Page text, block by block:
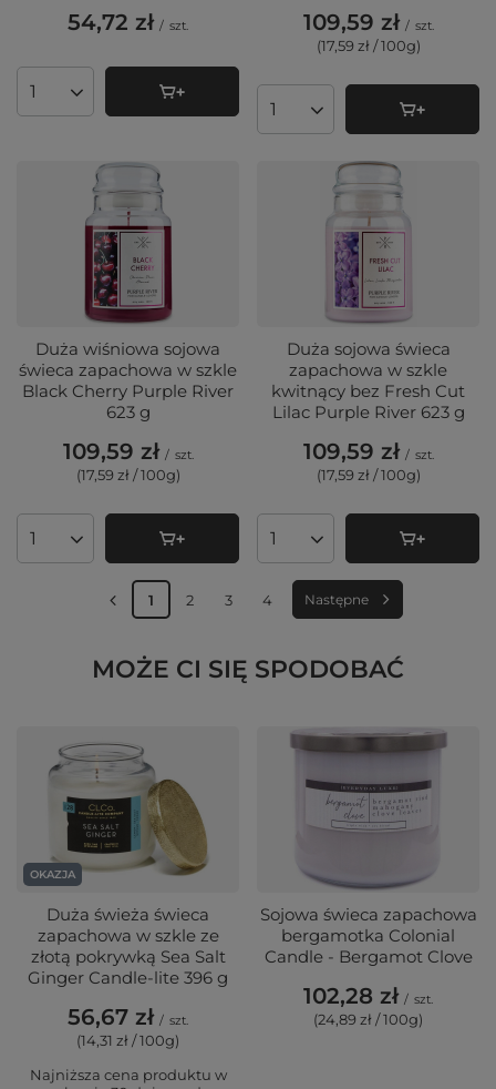
54,72 zł / szt.
Ilość produktów
109,59 zł / szt.
(17,59 zł / 100g)
Ilość produktów
Duża wiśniowa sojowa
świeca zapachowa w szkle
Black Cherry Purple River
623 g
109,59 zł / szt.
(17,59 zł / 100g)
Ilość produktów
Duża sojowa świeca
zapachowa w szkle
kwitnący bez Fresh Cut
Lilac Purple River 623 g
109,59 zł / szt.
(17,59 zł / 100g)
Ilość produktów
1 2 3 4 Następne
MOŻE CI SIĘ SPODOBAĆ
OKAZJA
Duża świeża świeca
zapachowa w szkle ze
złotą pokrywką Sea Salt
Ginger Candle-lite 396 g
56,67 zł / szt.
(14,31 zł / 100g)
Najniższa cena produktu w
Sojowa świeca zapachowa
bergamotka Colonial
Candle - Bergamot Clove
102,28 zł / szt.
(24,89 zł / 100g)